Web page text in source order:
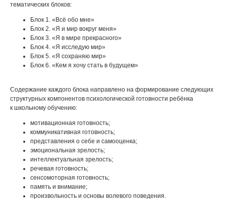
тематических блоков:
Блок 1. «Всё обо мне»
Блок 2. «Я и мир вокруг меня»
Блок 3. «Я в мире прекрасного»
Блок 4. «Я исследую мир»
Блок 5. «Я сохраняю мир»
Блок 6. «Кем я хочу стать в будущем»
Содержание каждого блока направлено на формирование следующих
структурных компонентов психологической готовности ребёнка
к школьному обучению:
мотивационная готовность;
коммуникативная готовность;
представления о себе и самооценка;
эмоциональная зрелость;
интеллектуальная зрелость;
речевая готовность;
сенсомоторная готовность;
память и внимание;
произвольность и основы волевого поведения.